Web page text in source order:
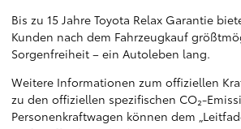
Bis zu 15 Jahre Toyota Relax Garantie
Kunden nach dem Fahrzeugkauf
Sorgenfreiheit – ein Autoleben lang.
Weitere Informationen zum offiziellen
zu den offiziellen spezifischen CO₂-
Personenkraftwagen können dem